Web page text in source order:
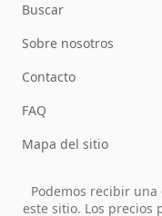
Buscar
Sobre nosotros
Contacto
FAQ
Mapa del sitio
Podemos recibir
este sitio. Los precios